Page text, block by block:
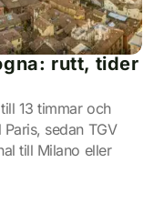
rutt, tider
13 timmar och
sedan TGV
till Milano eller